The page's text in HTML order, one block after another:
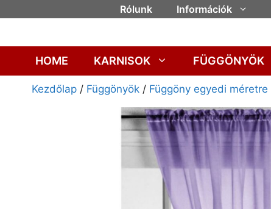
Rólunk Információk
HOME KARNISOK FÜGGÖNYÖK
Kezdőlap / Függönyök / Függöny egyedi méretre